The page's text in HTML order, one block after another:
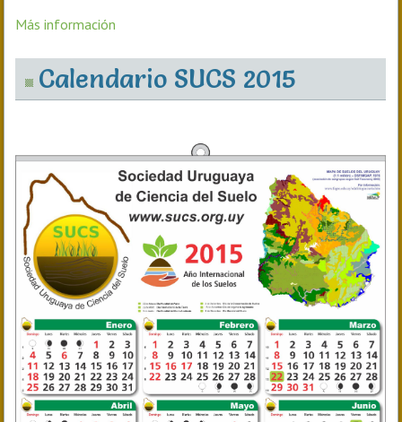
Más información
Calendario SUCS 2015